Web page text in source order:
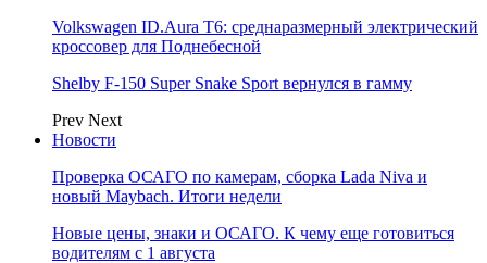
Volkswagen ID.Aura T6: среднаразмерный электрический
кроссовер для Поднебесной
Shelby F-150 Super Snake Sport вернулся в гамму
Prev Next
Новости
Проверка ОСАГО по камерам, сборка Lada Niva и
новый Maybach. Итоги недели
Новые цены, знаки и ОСАГО. К чему еще готовиться
водителям с 1 августа